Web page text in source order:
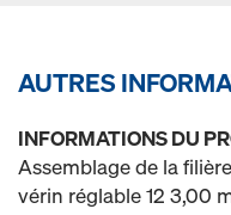
AUTRES
INFORMATIONS DU
Assemblage de la
vérin réglable 12 3,00